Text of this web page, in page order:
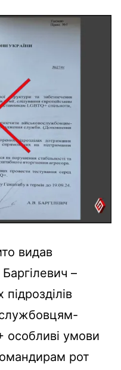
видав
–
особливі умови
рот